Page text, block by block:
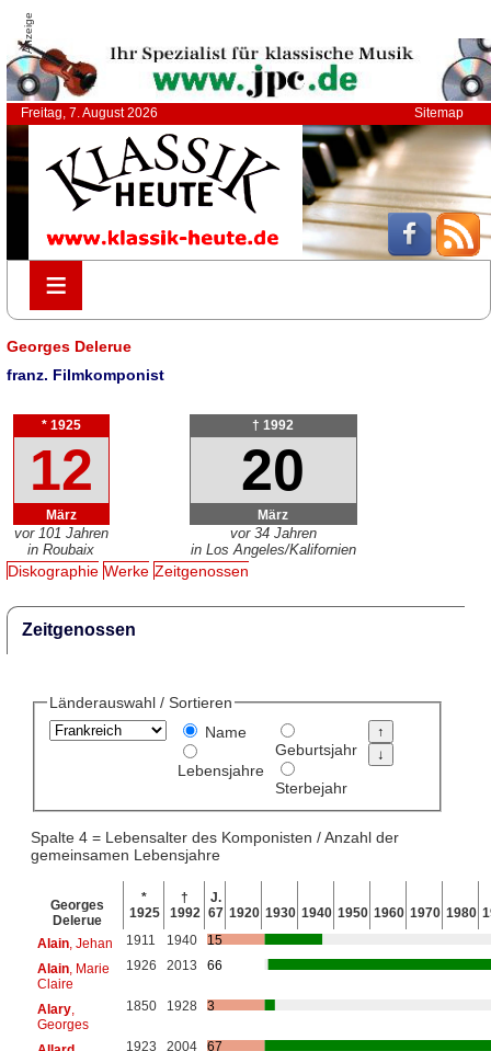
Anzeige
Freitag, 7. August 2026 Sitemap
≡
≡
Georges Delerue
franz. Filmkomponist
* 1925
12
März
vor 101 Jahren
in Roubaix
† 1992
20
März
vor 34 Jahren
in Los Angeles/Kalifornien
Diskographie Werke Zeitgenossen
Zeitgenossen
Länderauswahl / Sortieren
Name
Lebensjahre
Geburtsjahr
Sterbejahr
Spalte 4 = Lebensalter des Komponisten / Anzahl der
gemeinsamen Lebensjahre
Georges
Delerue
*
1925
†
1992
J.
67 1920 1930 1940 1950 1960 1970 1980
Alain, Jehan 1911 1940
15
Alain, Marie
Claire
1926 2013 66
Alary,
Georges
1850 1928 3
1923 2004 67